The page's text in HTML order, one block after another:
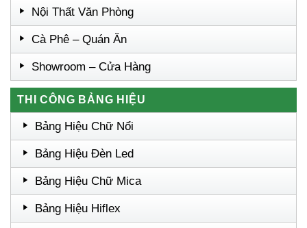
Nội Thất Văn Phòng
Cà Phê – Quán Ăn
Showroom – Cửa Hàng
THI CÔNG BẢNG HIỆU
Bảng Hiệu Chữ Nổi
Bảng Hiệu Đèn Led
Bảng Hiệu Chữ Mica
Bảng Hiệu Hiflex